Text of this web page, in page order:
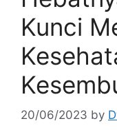
Kunci
20/06/2023 by